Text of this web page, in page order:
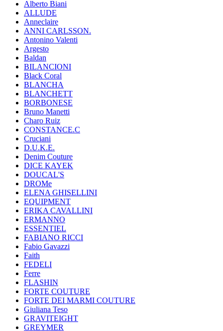
Alberto Biani
ALLUDE
Anneclaire
ANNI CARLSSON.
Antonino Valenti
Argesto
Baldan
BILANCIONI
Black Coral
BLANCHA
BLANCHETT
BORBONESE
Bruno Manetti
Charo Ruiz
CONSTANCE.C
Cruciani
D.U.K.E.
Denim Couture
DICE KAYEK
DOUCAL'S
DROMe
ELENA GHISELLINI
EQUIPMENT
ERIKA CAVALLINI
ERMANNO
ESSENTIEL
FABIANO RICCI
Fabio Gavazzi
Faith
FEDELI
Ferre
FLASHIN
FORTE COUTURE
FORTE DEI MARMI COUTURE
Giuliana Teso
GRAVITEIGHT
GREYMER